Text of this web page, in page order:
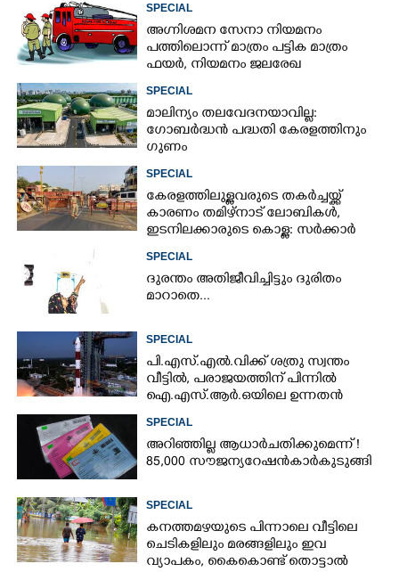
SPECIAL
അഗ്നിശമന സേനാ നിയമനം
പത്തിലൊന്ന് മാത്രം പട്ടിക മാത്രം
ഫയർ, നിയമനം ജലരേഖ
SPECIAL
മാലിന്യം തലവേദനയാവില്ല:
ഗോബർദ്ധൻ പദ്ധതി കേരളത്തിനും
ഗുണം
SPECIAL
കേരളത്തിലുള്ളവരുടെ തകർച്ചയ്ക്ക്
കാരണം തമിഴ്നാട് ലോബികൾ,
ഇടനിലക്കാരുടെ കൊള്ള: സർക്കാർ
SPECIAL
ദുരന്തം അതിജീവിച്ചിട്ടും ദുരിതം
മാറാതെ...
SPECIAL
പി.എസ്.എൽ.വിക്ക് ശത്രു സ്വന്തം
വീട്ടിൽ,​ പരാജയത്തിന് പിന്നിൽ
ഐ.എസ്.ആർ.ഒയിലെ ഉന്നതൻ
SPECIAL
അറിഞ്ഞില്ല ആധാർ ചതിക്കുമെന്ന് !
85,000 സൗജന്യ റേഷൻകാർ കുടുങ്ങി
SPECIAL
കനത്തമഴയുടെ പിന്നാലെ വീട്ടിലെ
ചെടികളിലും മരങ്ങളിലും ഇവ
വ്യാപകം, കൈകൊണ്ട് തൊട്ടാൽ